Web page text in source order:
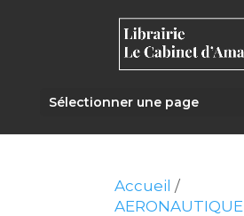
Sélectionner une page
Accueil /
AERONAUTIQUE